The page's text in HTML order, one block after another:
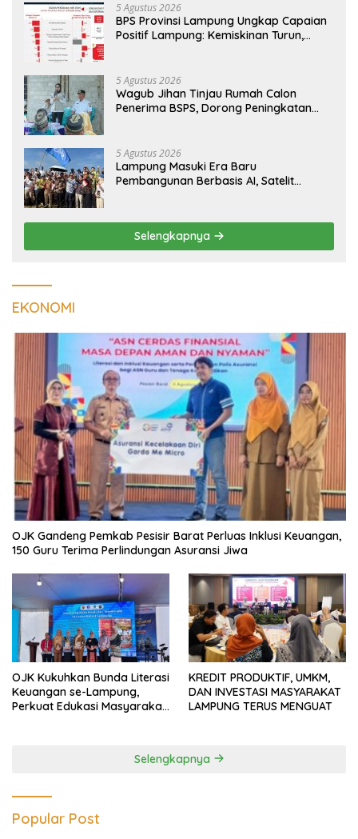
5 Agustus 2026
BPS Provinsi Lampung Ungkap Capaian
Positif Lampung: Kemiskinan Turun,
5 Agustus 2026
Wagub Jihan Tinjau Rumah Calon
Penerima BSPS, Dorong Peningkatan
5 Agustus 2026
Lampung Masuki Era Baru
Pembangunan Berbasis AI, Satelit
Selengkapnya
EKONOMI
OJK Gandeng Pemkab Pesisir Barat Perluas Inklusi Keuangan,
150 Guru Terima Perlindungan Asuransi Jiwa
OJK Kukuhkan Bunda Literasi
Keuangan se-Lampung,
Perkuat Edukasi Masyarakat
KREDIT PRODUKTIF, UMKM,
DAN INVESTASI MASYARAKAT
LAMPUNG TERUS MENGUAT
Selengkapnya
Popular Post